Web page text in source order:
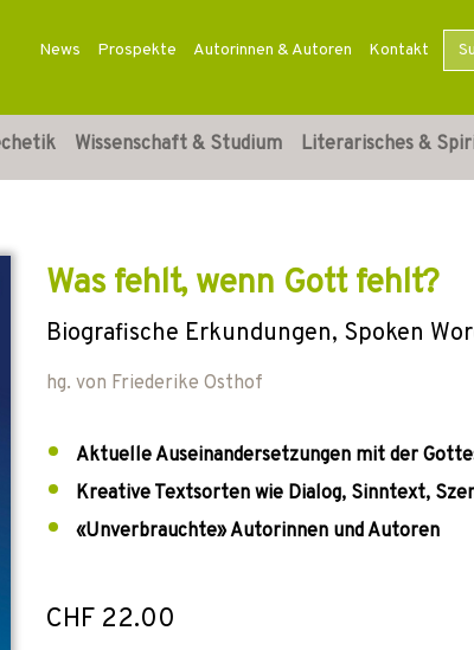
News Prospekte Autorinnen & Autoren Kontakt
Wissenschaft & Studium Literarisches &
Was fehlt, wenn Gott fehlt?
Biografische Erkundungen, Spoken
hg. von Friederike Osthof
Aktuelle Auseinandersetzungen mit der
Kreative Textsorten wie Dialog, Sinntext,
«Unverbrauchte» Autorinnen und Autoren
CHF 22.00